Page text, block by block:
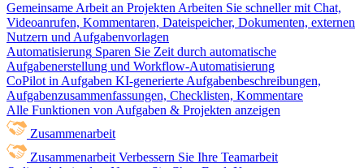
Gemeinsame Arbeit an Projekten Arbeiten Sie schneller mit Chat,
Videoanrufen, Kommentaren, Dateispeicher, Dokumenten, externen
Nutzern und Aufgabenvorlagen
Automatisierung Sparen Sie Zeit durch automatische
Aufgabenerstellung und Workflow-Automatisierung
CoPilot in Aufgaben KI-generierte Aufgabenbeschreibungen,
Aufgabenzusammenfassungen, Checklisten, Kommentare
Alle Funktionen von Aufgaben & Projekten anzeigen
Zusammenarbeit
Zusammenarbeit Verbessern Sie Ihre Teamarbeit